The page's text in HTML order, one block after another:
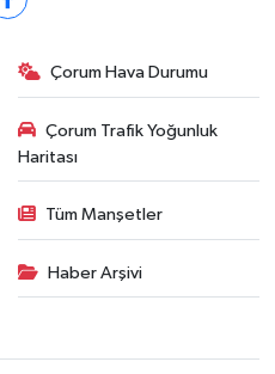
Çorum Hava Durumu
Çorum Trafik Yoğunluk
Haritası
Tüm Manşetler
Haber Arşivi